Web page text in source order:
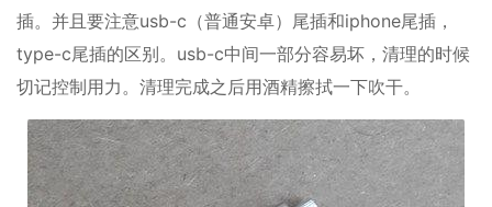
插。并且要注意usb-c（普通安卓）尾插和iphone尾插，
type-c尾插的区别。usb-c中间一部分容易坏，清理的时候
切记控制用力。清理完成之后用酒精擦拭一下吹干。